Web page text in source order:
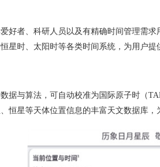
好者、科研人员以及有精确时间管理需
星时、太阳时等各类时间系统，为用户提
据与算法，可自动校准为国际原子时（
恒星等天体位置信息的丰富天文数据库，